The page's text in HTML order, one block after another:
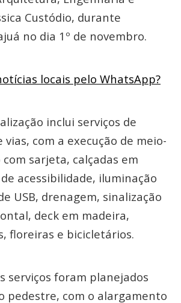
Custódio, durante
no dia 1º de novembro.
locais pelo WhatsApp?
inclui serviços de
vias, com a execução de meio-
sarjeta, calçadas em
acessibilidade, iluminação
USB, drenagem, sinalização
deck em madeira,
floreiras e bicicletários.
serviços foram planejados
pedestre, com o alargamento